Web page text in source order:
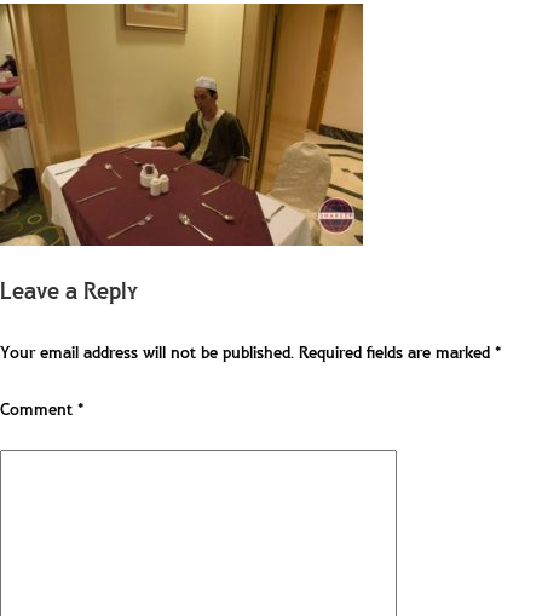
Leave a Reply
Your email address will not be published.Required fields are marked*
Comment*